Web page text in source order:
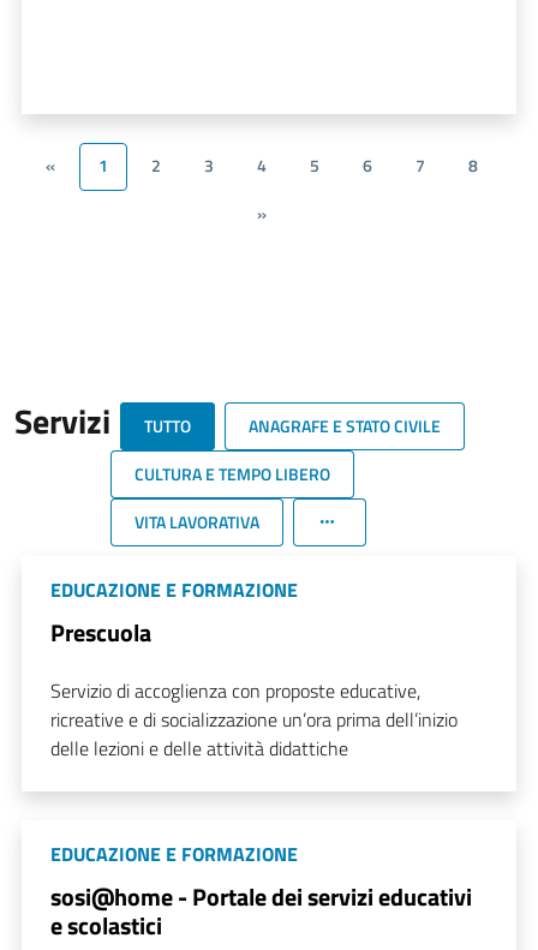
« 1 2 3 4 5 6 7
8
»
Servizi TUTTO
ANAGRAFE E STATO CIVILE
CULTURA E TEMPO LIBERO
VITA LAVORATIVA
EDUCAZIONE E FORMAZIONE
Prescuola
Servizio di accoglienza con proposte educative,
ricreative e di socializzazione un’ora prima dell’inizio
delle lezioni e delle attività didattiche
EDUCAZIONE E FORMAZIONE
sosi@home - Portale dei servizi educativi
e scolastici